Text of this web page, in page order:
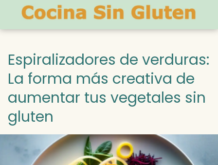
Espiralizadores de verduras:
La forma más creativa de
aumentar tus vegetales sin
gluten